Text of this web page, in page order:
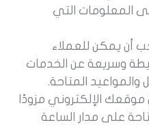
المعلومات التي
أن يمكن للعملاء
وسريعة عن الخدمات
المتاحة.
الإلكتروني مزودًا
على مدار الساعة